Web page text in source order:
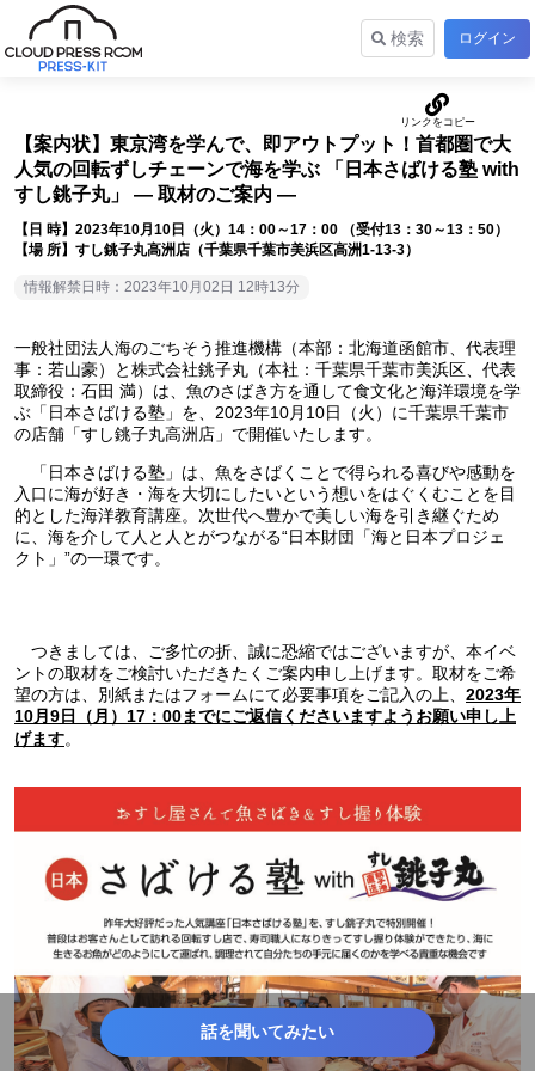
検索 ログイン
【案内状】東京湾を学んで、即アウトプット！首都圏で大
人気の回転ずしチェーンで海を学ぶ 「日本さばける塾 with
すし銚子丸」 ― 取材のご案内 ―
【日 時】2023年10月10日（火）14：00～17：00 （受付13：30～13：50）
【場 所】すし銚子丸高洲店（千葉県千葉市美浜区高洲1-13-3）
情報解禁日時：2023年10月02日 12時13分
一般社団法人海のごちそう推進機構（本部：北海道函館市、代表理
事：若山豪）と株式会社銚子丸（本社：千葉県千葉市美浜区、代表
取締役：石田 満）は、魚のさばき方を通して食文化と海洋環境を学
ぶ「日本さばける塾」を、2023年10月10日（火）に千葉県千葉市
の店舗「すし銚子丸高洲店」で開催いたします。
「日本さばける塾」は、魚をさばくことで得られる喜びや感動を
入口に海が好き・海を大切にしたいという想いをはぐくむことを目
的とした海洋教育講座。次世代へ豊かで美しい海を引き継ぐため
に、海を介して人と人とがつながる“日本財団「海と日本プロジェ
クト」”の一環です。
つきましては、ご多忙の折、誠に恐縮ではございますが、本イベ
ントの取材をご検討いただきたくご案内申し上げます。取材をご希
望の方は、別紙またはフォームにて必要事項をご記入の上、 2023年
10月9日（月）17：00までにご返信くださいますようお願い申し上
げます。
話を聞いてみたい